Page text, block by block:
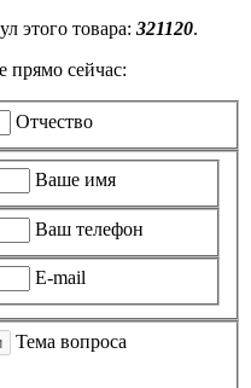
этого товара: 321120.
прямо сейчас:
Отчество
Ваше имя
Ваш телефон
E-mail
Тема вопроса